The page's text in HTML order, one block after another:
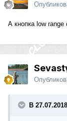
А кнопка low range
В